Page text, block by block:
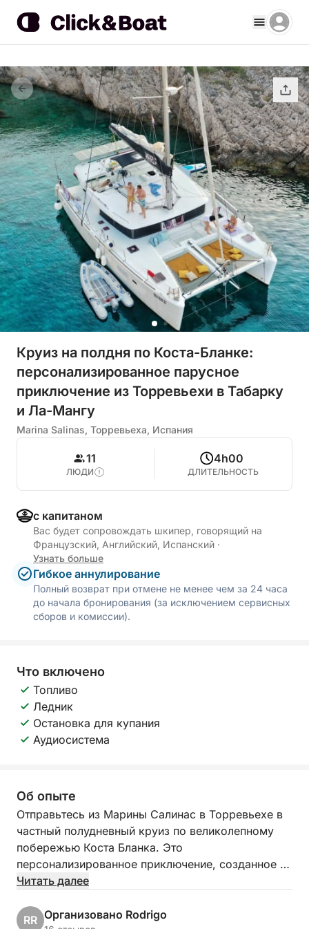
Круиз на полдня по Коста-Бланке:
персонализированное парусное
приключение из Торревьехи в Табарку
и Ла-Мангу
Marina Salinas, Торревьеха, Испания
11
ЛЮДИ
4h00
ДЛИТЕЛЬНОСТЬ
с капитаном
Вас будет сопровождать шкипер, говорящий на
Французский, Английский, Испанский ·
Узнать больше
Гибкое аннулирование
Полный возврат при отмене не менее чем за 24 часа
до начала бронирования (за исключением сервисных
сборов и комиссии).
Что включено
Топливо
Ледник
Остановка для купания
Аудиосистема
Об опыте
Отправьтесь из Марины Салинас в Торревьехе в
частный полудневный круиз по великолепному
побережью Коста Бланка. Это
персонализированное приключение, созданное с
учетом ваших пожеланий, позволит вам
собственном темпе. Хотите ли вы расслабиться
Читать далее
RR Организовано Rodrigo